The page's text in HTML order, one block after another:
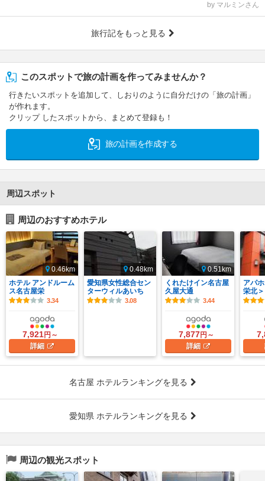
by マルミンさん
旅行記をもっと見る
このスポットで旅の計画を作ってみませんか？
行きたいスポットを追加して、しおりのように自分だけの「旅の計画」
が作れます。
クリップ したスポットから、まとめて登録も！
旅の計画を作成する
周辺スポット
周辺のおすすめホテル
0.46km
ホテル アンドルーム
ス名古屋栄
3.34
7,921円～
詳細
0.48km
愛知県女性総合セン
ターウィルあいち
3.08
0.51km
くれたけイン名古屋
久屋大通
3.44
7,877円～
詳細
アパ
栄北＞
名古屋 ホテルランキングを見る
愛知県 ホテルランキングを見る
周辺の観光スポット